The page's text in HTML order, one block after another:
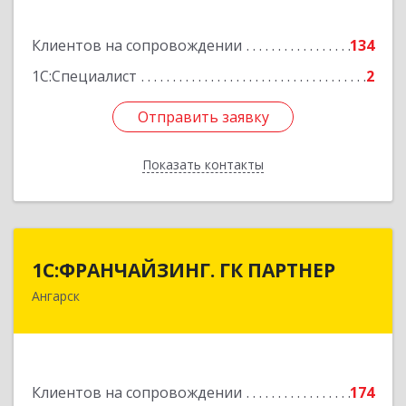
Клиентов на сопровождении
134
1С:Специалист
2
Отправить заявку
Показать контакты
Отправить заявку
Назад
1С:ФРАНЧАЙЗИНГ. ГК ПАРТНЕР
Ангарск
Клиентов на сопровождении 174
1С:ФРАНЧАЙЗИНГ. ГК ПАРТНЕР